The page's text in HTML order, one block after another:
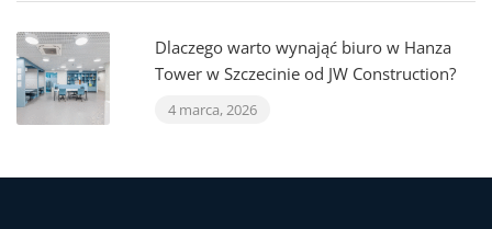
Dlaczego warto wynająć biuro w Hanza
Tower w Szczecinie od JW Construction?
4 marca, 2026